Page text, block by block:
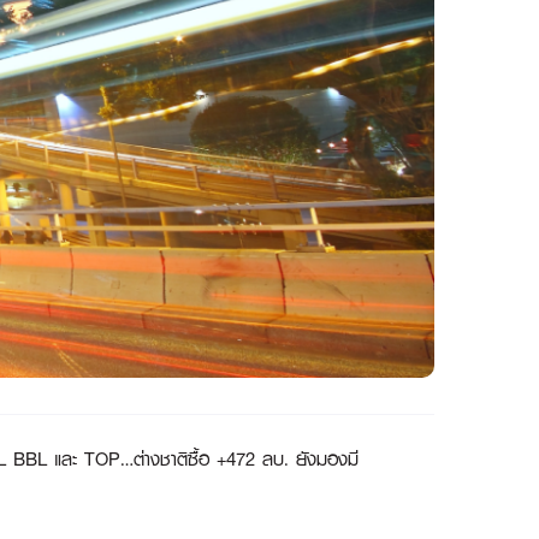
และ TOP…ต่างชาติซื้อ +472 ลบ. ยังมองมี